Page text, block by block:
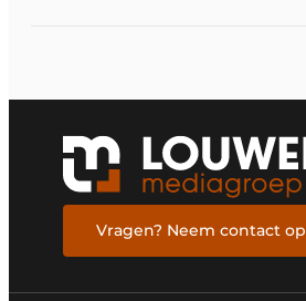
Vragen? Neem contact op